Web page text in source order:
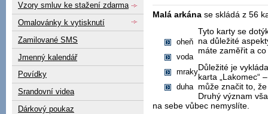
Vzory smluv ke stažení zdarma
Omalovánky k vytisknutí
Zamilované SMS
Jmenný kalendář
Povídky
Srandovní videa
Dárkový poukaz
Malá arkána se skládá z 56
oheň
voda
mraky
duha
Tyto karty se
na důležité
máte zaměřit a
Důležité je
karta „Lakomec“
může značit to,
Druhý význam
na sebe vůbec nemyslíte.